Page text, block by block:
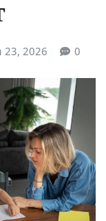
2026 0